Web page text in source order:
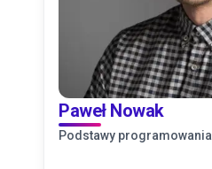
Paweł Nowak
Podstawy programowania